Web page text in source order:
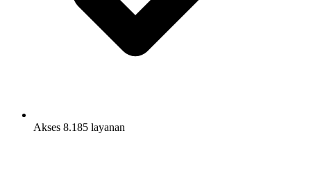
Akses 8.185 layanan